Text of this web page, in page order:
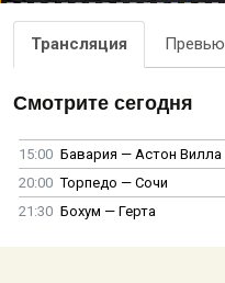
Трансляция Превью
Смотрите сегодня
15:00 Бавария — Астон Вилла
20:00 Торпедо — Сочи
21:30 Бохум — Герта